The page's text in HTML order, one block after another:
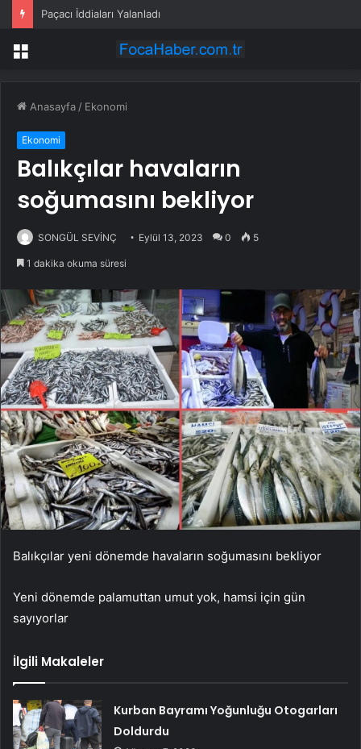
Paçacı İddiaları Yalanladı
Menü
Anasayfa / Ekonomi
Ekonomi
Balıkçılar havaların
soğumasını bekliyor
SONGÜL SEVİNÇ Eylül 13, 2023 0 5
1 dakika okuma süresi
Balıkçılar yeni dönemde havaların soğumasını bekliyor
Yeni dönemde palamuttan umut yok, hamsi için gün
sayıyorlar
İlgili Makaleler
Kurban Bayramı Yoğunluğu Otogarları
Doldurdu